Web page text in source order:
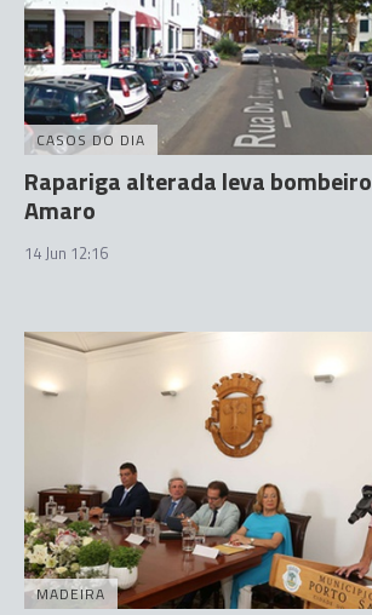
CASOS DO DIA
Rapariga alterada leva
Amaro
14 Jun 12:16
MADEIRA